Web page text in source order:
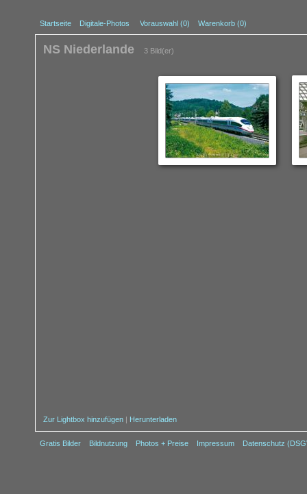
Startseite Digitale-Photos Vorauswahl (0) Warenkorb (0)
NS Niederlande 3 Bild(er)
Zur Lightbox hinzufügen | Herunterladen
Gratis Bilder Bildnutzung Photos + Preise Impressum Datenschutz